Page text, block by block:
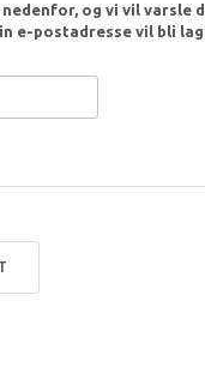
og vi vil varsle
e-postadresse vil bli